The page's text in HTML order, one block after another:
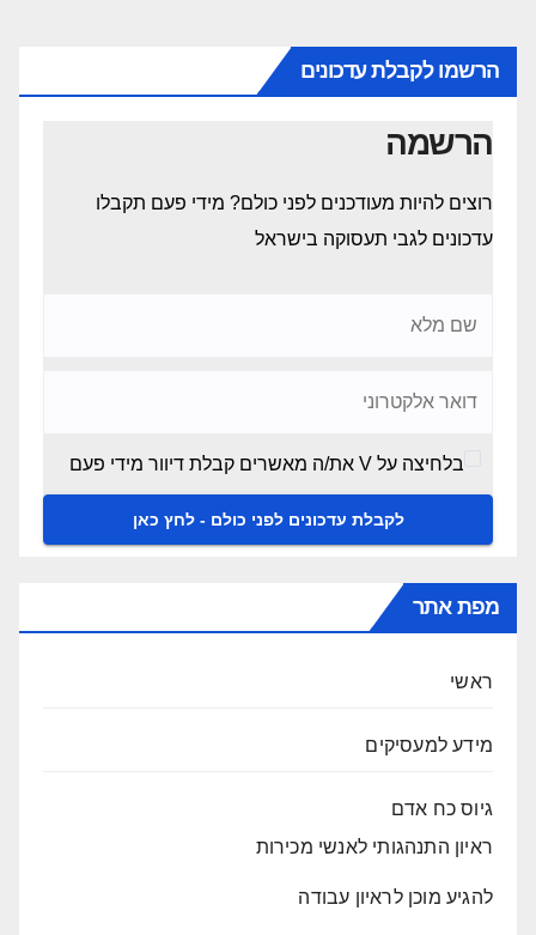
הרשמו לקבלת עדכונים
הרשמה
רוצים להיות מעודכנים לפני כולם? מידי פעם תקבלו
עדכונים לגבי תעסוקה בישראל
בלחיצה על V את/ה מאשרים קבלת דיוור מידי פעם
מפת אתר
ראשי
מידע למעסיקים
גיוס כח אדם
ראיון התנהגותי לאנשי מכירות
להגיע מוכן לראיון עבודה